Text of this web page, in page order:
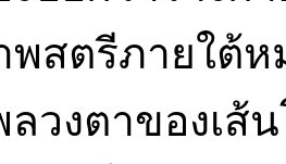
พสตรีภายใต้
วงตาของเส้